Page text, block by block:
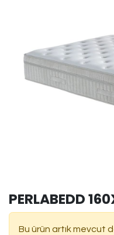
PERLABEDD
Bu ürün artık mevcut